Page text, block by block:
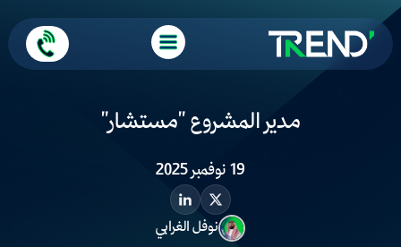
مدير المشروع "مستشار"
19 نوفمبر 2025
نوفل الغرابي